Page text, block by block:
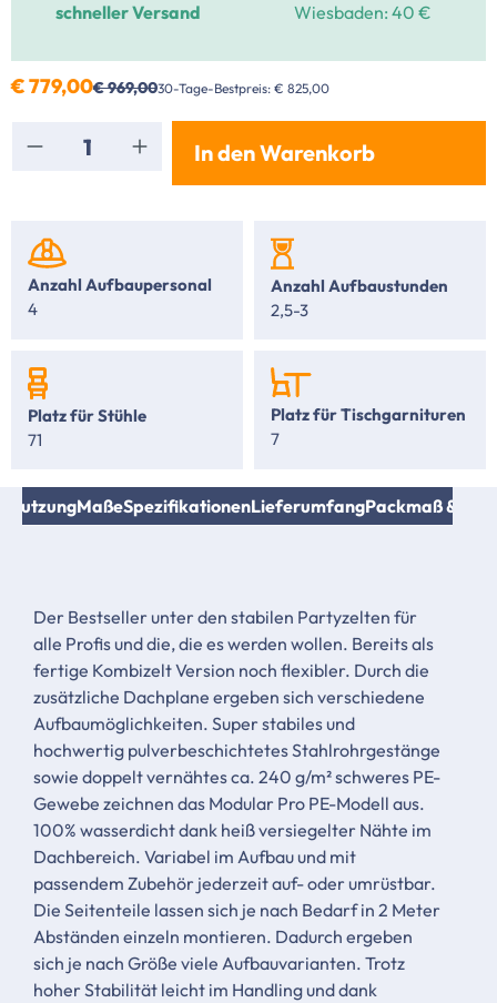
schneller Versand
Wiesbaden: 40 €
€ 779,00€ 969,0030-Tage-Bestpreis: € 825,00
Produkt Anzahl: Gib den gewünschten
In den Warenkorb
Anzahl Aufbaupersonal
4
Anzahl Aufbaustunden
2,5-3
Platz für Stühle
71
Platz für Tischgarnituren
7
NutzungMaßeSpezifikationenLieferumfangPackmaß &
Der Bestseller unter den stabilen Partyzelten für
alle Profis und die, die es werden wollen. Bereits als
fertige Kombizelt Version noch flexibler. Durch die
zusätzliche Dachplane ergeben sich verschiedene
Aufbaumöglichkeiten. Super stabiles und
hochwertig pulverbeschichtetes Stahlrohrgestänge
sowie doppelt vernähtes ca. 240 g/m² schweres PE-
Gewebe zeichnen das Modular Pro PE-Modell aus.
100% wasserdicht dank heiß versiegelter Nähte im
Dachbereich. Variabel im Aufbau und mit
passendem Zubehör jederzeit auf- oder umrüstbar.
Die Seitenteile lassen sich je nach Bedarf in 2 Meter
Abständen einzeln montieren. Dadurch ergeben
sich je nach Größe viele Aufbauvarianten. Trotz
hoher Stabilität leicht im Handling und dank